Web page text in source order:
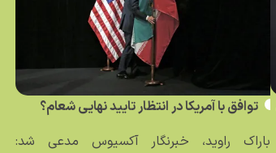
توافق با آمریکا در انتظار تایید نهایی شعام؟
باراک راوید، خبرنگار آکسیوس مدعی شد: